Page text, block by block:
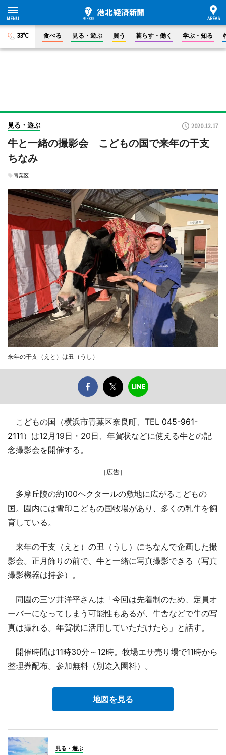
33°C 食べる 見る・遊ぶ 買う 暮らす・働く 学ぶ・知る
見る・遊ぶ 2020.12.17
牛と一緒の撮影会 こどもの国で来年の干支
ちなみ
青葉区
来年の干支（えと）は丑（うし）
こどもの国（横浜市青葉区奈良町、TEL 045-961-
2111）は12月19日・20日、年賀状などに使える牛との記
念撮影会を開催する。
［広告］
多摩丘陵の約100ヘクタールの敷地に広がるこどもの
国。園内には雪印こどもの国牧場があり、多くの乳牛を飼
育している。
来年の干支（えと）の丑（うし）にちなんで企画した撮
影会。正月飾りの前で、牛と一緒に写真撮影できる（写真
撮影機器は持参）。
同園の三ツ井洋平さんは「今回は先着制のため、定員オ
ーバーになってしまう可能性もあるが、牛舎などで牛の写
真は撮れる。年賀状に活用していただけたら」と話す。
開催時間は11時30分～12時。牧場エサ売り場で11時から
整理券配布。参加無料（別途入園料）。
地図を見る
見る・遊ぶ